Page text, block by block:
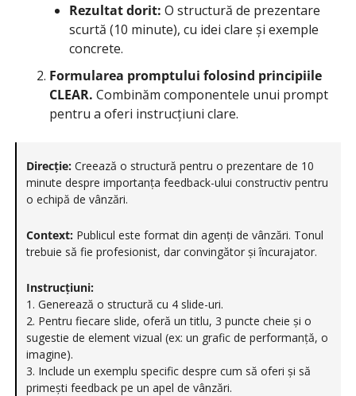
Rezultat dorit: O structură de prezentare
scurtă (10 minute), cu idei clare și exemple
concrete.
Formularea promptului folosind principiile
CLEAR. Combinăm componentele unui prompt
pentru a oferi instrucțiuni clare.
Direcție: Creează o structură pentru o prezentare de 10
minute despre importanța feedback-ului constructiv pentru
o echipă de vânzări.
Context: Publicul este format din agenți de vânzări. Tonul
trebuie să fie profesionist, dar convingător și încurajator.
Instrucțiuni:
1. Generează o structură cu 4 slide-uri.
2. Pentru fiecare slide, oferă un titlu, 3 puncte cheie și o
sugestie de element vizual (ex: un grafic de performanță, o
imagine).
3. Include un exemplu specific despre cum să oferi și să
primești feedback pe un apel de vânzări.